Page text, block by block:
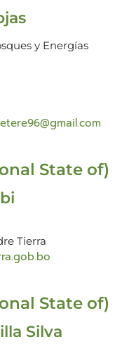
y Energías
State of)
Tierra
State of)
Silva